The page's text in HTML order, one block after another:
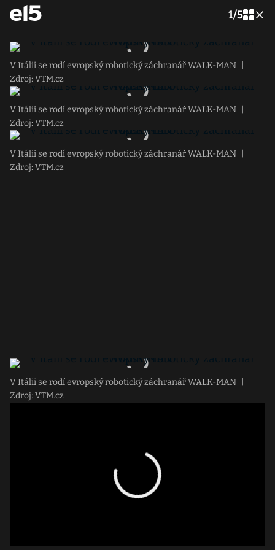
1/5
V Itálii se rodí evropský robotický záchranář WALK-MAN
Zdroj: VTM.cz
V Itálii se rodí evropský robotický záchranář WALK-MAN
Zdroj: VTM.cz
V Itálii se rodí evropský robotický záchranář WALK-MAN
Zdroj: VTM.cz
V Itálii se rodí evropský robotický záchranář WALK-MAN
Zdroj: VTM.cz